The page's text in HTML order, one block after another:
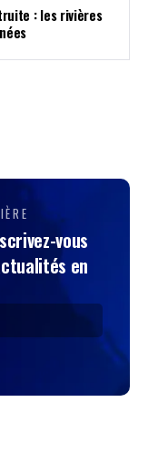
: les rivières
vous
en